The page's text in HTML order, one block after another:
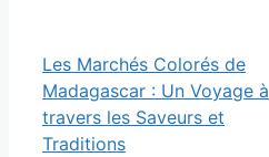
Les Marchés Colorés de
Madagascar : Un Voyage à
travers les Saveurs et
Traditions